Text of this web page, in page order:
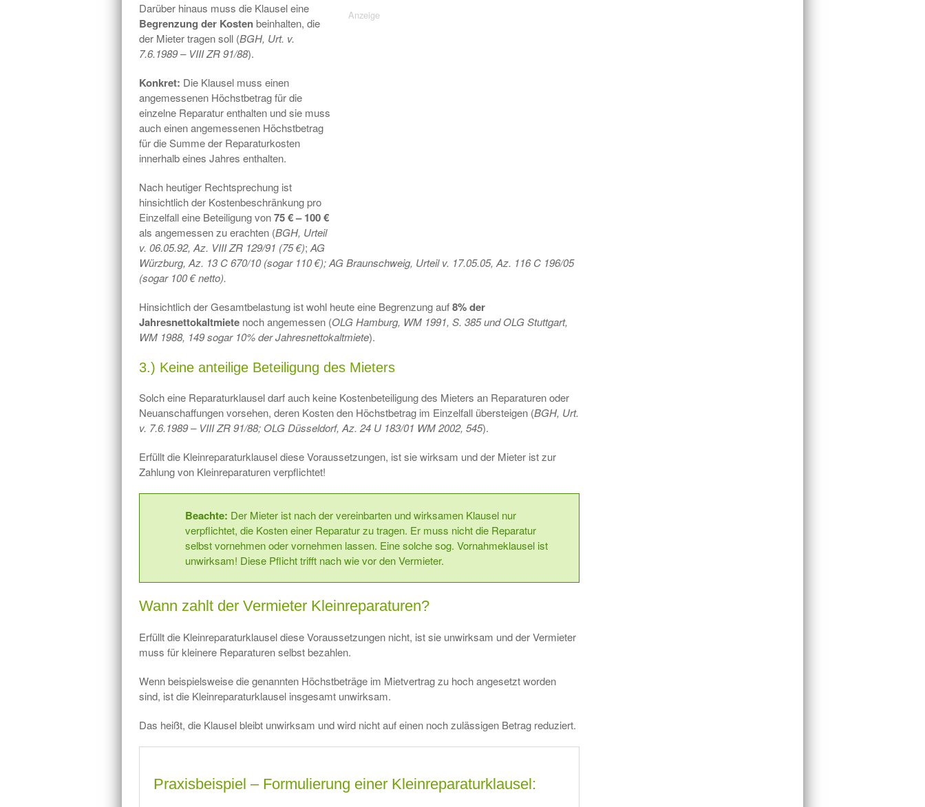
Darüber hinaus muss die Klausel eine
Begrenzung der Kostenbeinhalten, die
der Mieter tragen soll (BGH, Urt. v.
7.6.1989 – VIII ZR 91/88).
Konkret: Die Klausel muss einen
angemessenen Höchstbetrag für die
einzelne Reparatur enthalten und sie muss
auch einen angemessenen Höchstbetrag
für die Summe der Reparaturkosten
innerhalb eines Jahres enthalten.
Nach heutiger Rechtsprechung ist
hinsichtlich der Kostenbeschränkung pro
Einzelfall eine Beteiligung von75 € – 100 €
als angemessen zu erachten (BGH, Urteil
v. 06.05.92, Az. VIII ZR 129/91 (75 €); AG
Würzburg, Az. 13 C 670/10 (sogar 110 €); AG Braunschweig, Urteil v. 17.05.05, Az. 116 C 196/05
(sogar 100 € netto).
Hinsichtlich der Gesamtbelastung ist wohl heute eine Begrenzung auf8% der
Jahresnettokaltmiete noch angemessen (OLG Hamburg, WM 1991, S. 385 und OLG Stuttgart,
WM 1988, 149 sogar 10% der Jahresnettokaltmiete).
3.) Keine anteilige Beteiligung des Mieters
Solch eine Reparaturklausel darf auch keine Kostenbeteiligung des Mieters an Reparaturen oder
Neuanschaffungen vorsehen, deren Kosten den Höchstbetrag im Einzelfall übersteigen (BGH, Urt.
v. 7.6.1989 – VIII ZR 91/88; OLG Düsseldorf, Az. 24 U 183/01 WM 2002, 545).
Erfüllt die Kleinreparaturklausel diese Voraussetzungen, ist sie wirksam und der Mieter ist zur
Zahlung von Kleinreparaturen verpflichtet!
Beachte: Der Mieter ist nach der vereinbarten und wirksamen Klausel nur
verpflichtet, die Kosten einer Reparatur zu tragen. Er muss nicht die Reparatur
selbst vornehmen oder vornehmen lassen. Eine solche sog. Vornahmeklausel ist
unwirksam! Diese Pflicht trifft nach wie vor den Vermieter.
Wann zahlt der Vermieter Kleinreparaturen?
Erfüllt die Kleinreparaturklausel diese Voraussetzungen nicht, ist sie unwirksam und der Vermieter
muss für kleinere Reparaturen selbst bezahlen.
Wenn beispielsweise die genannten Höchstbeträge im Mietvertrag zu hoch angesetzt worden
sind, ist die Kleinreparaturklausel insgesamt unwirksam.
Das heißt, die Klausel bleibt unwirksam und wird nicht auf einen noch zulässigen Betrag reduziert.
Praxisbeispiel – Formulierung einer Kleinreparaturklausel: